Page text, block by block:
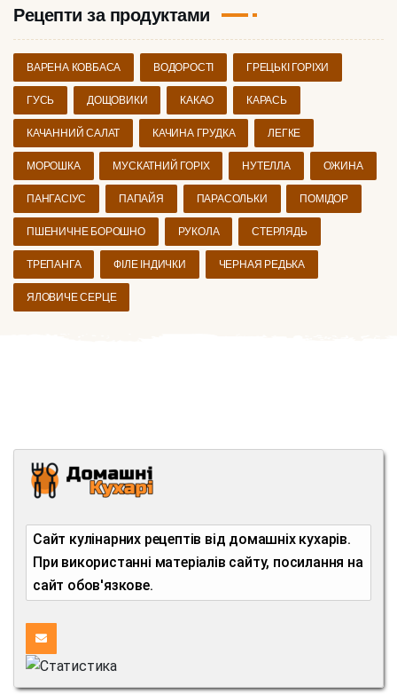
Рецепти за продуктами
ВАРЕНА КОВБАСА ВОДОРОСТІ ГРЕЦЬКІ ГОРІХИ
ГУСЬ ДОЩОВИКИ КАКАО КАРАСЬ
КАЧАННИЙ САЛАТ КАЧИНА ГРУДКА ЛЕГКЕ
МОРОШКА МУСКАТНИЙ ГОРІХ НУТЕЛЛА ОЖИНА
ПАНГАСІУС ПАПАЙЯ ПАРАСОЛЬКИ ПОМІДОР
ПШЕНИЧНЕ БОРОШНО РУКОЛА СТЕРЛЯДЬ
ТРЕПАНГА ФІЛЕ ІНДИЧКИ ЧЕРНАЯ РЕДЬКА
ЯЛОВИЧЕ СЕРЦЕ
Сайт кулінарних рецептів від домашніх кухарів.
При використанні матеріалів сайту, посилання на
сайт обов'язкове.